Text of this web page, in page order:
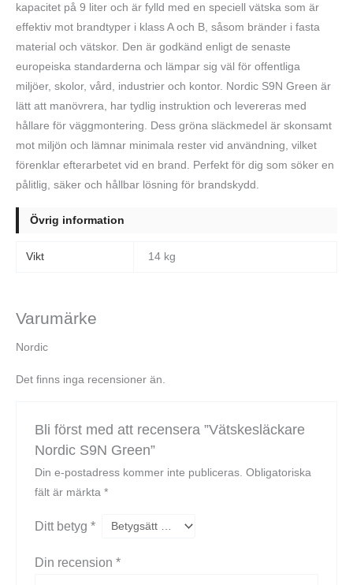
kapacitet på 9 liter och är fylld med en speciell vätska som är
effektiv mot brandtyper i klass A och B, såsom bränder i fasta
material och vätskor. Den är godkänd enligt de senaste
europeiska standarderna och lämpar sig väl för offentliga
miljöer, skolor, vård, industrier och kontor. Nordic S9N Green är
lätt att manövrera, har tydlig instruktion och levereras med
hållare för väggmontering. Dess gröna släckmedel är skonsamt
mot miljön och lämnar minimala rester vid användning, vilket
förenklar efterarbetet vid en brand. Perfekt för dig som söker en
pålitlig, säker och hållbar lösning för brandskydd.
Övrig information
Vikt 14 kg
Varumärke
Nordic
Det finns inga recensioner än.
Bli först med att recensera ”Vätskesläckare
Nordic S9N Green”
Din e-postadress kommer inte publiceras. Obligatoriska
fält är märkta *
Ditt betyg *
Din recension *